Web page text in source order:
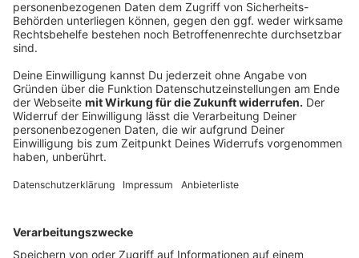
Anzeige
Atemwegserkrankungen in Deutschland mit Hilfe von
ausgewählten Arztpraxen wird nun auch Augenmerk
auf das neuartige Coronavirus
gelegt. Wie das Robert Koch-Institut (RKI) in Berlin am
Influenza (AGI) eine Untersuchung auf Sars-CoV-2 «in
integriert». Nach RKI-Angaben werden
Atemwegsproben von Patienten aus 100 bis 150